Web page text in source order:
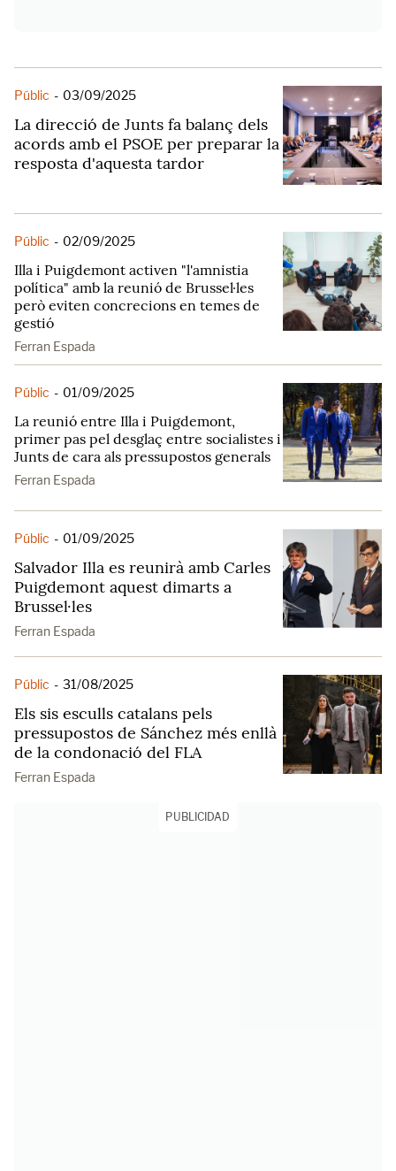
Públic - 03/09/2025
La direcció de Junts fa balanç dels
acords amb el PSOE per preparar la
resposta d'aquesta tardor
Públic - 02/09/2025
Illa i Puigdemont activen "l'amnistia
política" amb la reunió de Brussel·les
però eviten concrecions en temes de
gestió
Ferran Espada
Públic - 01/09/2025
La reunió entre Illa i Puigdemont,
primer pas pel desglaç entre socialistes i
Junts de cara als pressupostos generals
Ferran Espada
Públic - 01/09/2025
Salvador Illa es reunirà amb Carles
Puigdemont aquest dimarts a
Brussel·les
Ferran Espada
Públic - 31/08/2025
Els sis esculls catalans pels
pressupostos de Sánchez més enllà
de la condonació del FLA
Ferran Espada
PUBLICIDAD